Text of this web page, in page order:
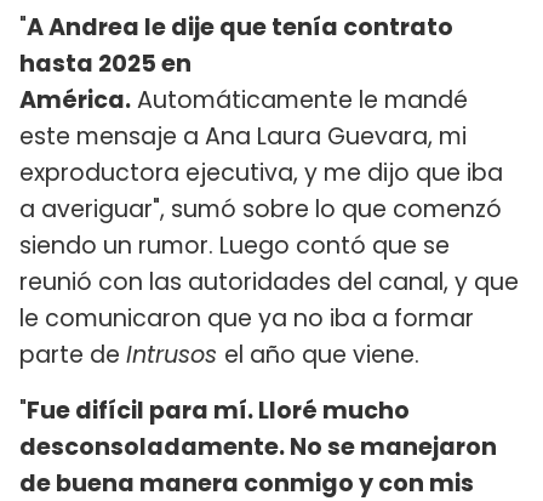
"A Andrea le dije que tenía contrato
hasta 2025 en
América.Automáticamente le mandé
este mensaje a Ana Laura Guevara, mi
exproductora ejecutiva, y me dijo que iba
a averiguar", sumó sobre lo que comenzó
siendo un rumor. Luego contó que se
reunió con las autoridades del canal, y que
le comunicaron que ya no iba a formar
parte de Intrusos el año que viene.
"Fue difícil para mí. Lloré mucho
desconsoladamente. No se manejaron
de buena manera conmigo y con mis